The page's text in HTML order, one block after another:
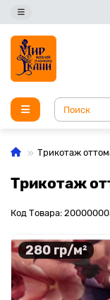
Трикотаж
Трикотаж
Код Товара:
280 гр/м²